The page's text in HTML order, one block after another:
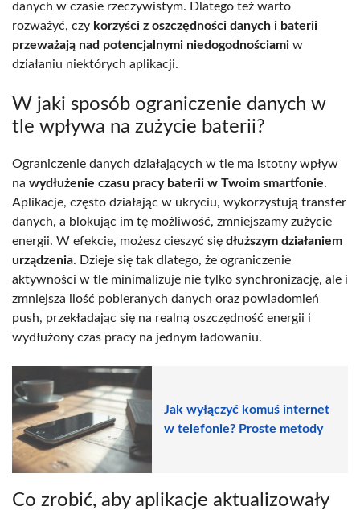
danych w czasie rzeczywistym. Dlatego też warto
rozważyć, czy korzyści z oszczędności danych i baterii
przeważają nad potencjalnymi niedogodnościami w
działaniu niektórych aplikacji.
W jaki sposób ograniczenie danych w
tle wpływa na zużycie baterii?
Ograniczenie danych działających w tle ma istotny wpływ
na wydłużenie czasu pracy baterii w Twoim smartfonie.
Aplikacje, często działając w ukryciu, wykorzystują transfer
danych, a blokując im tę możliwość, zmniejszamy zużycie
energii. W efekcie, możesz cieszyć się dłuższym działaniem
urządzenia. Dzieje się tak dlatego, że ograniczenie
aktywności w tle minimalizuje nie tylko synchronizację, ale i
zmniejsza ilość pobieranych danych oraz powiadomień
push, przekładając się na realną oszczędność energii i
wydłużony czas pracy na jednym ładowaniu.
Jak wyłączyć komuś internet
w telefonie? Proste metody
Co zrobić, aby aplikacje aktualizowały